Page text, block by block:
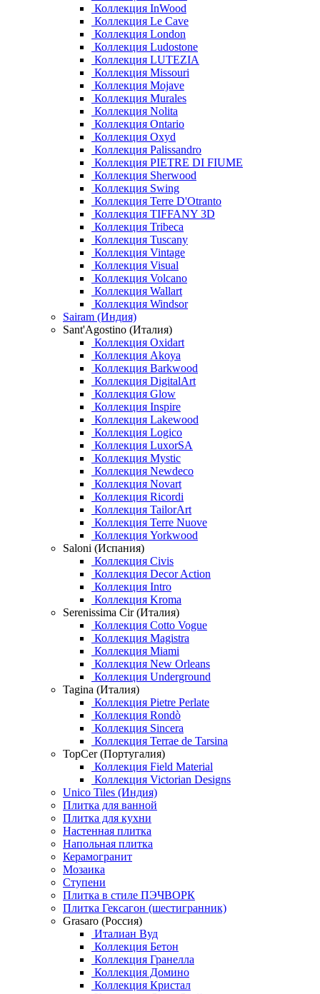
Коллекция InWood
Коллекция Le Cave
Коллекция London
Коллекция Ludostone
Коллекция LUTEZIA
Коллекция Missouri
Коллекция Mojave
Коллекция Murales
Коллекция Nolita
Коллекция Ontario
Коллекция Oxyd
Коллекция Palissandro
Коллекция PIETRE DI FIUME
Коллекция Sherwood
Коллекция Swing
Коллекция Terre D'Otranto
Коллекция TIFFANY 3D
Коллекция Tribeca
Коллекция Tuscany
Коллекция Vintage
Коллекция Visual
Коллекция Volcano
Коллекция Wallart
Коллекция Windsor
Sairam (Индия)
Sant'Agostino (Италия)
Коллекция Oxidart
Коллекция Akoya
Коллекция Barkwood
Коллекция DigitalArt
Коллекция Glow
Коллекция Inspire
Коллекция Lakewood
Коллекция Logico
Коллекция LuxorSA
Коллекция Mystic
Коллекция Newdeco
Коллекция Novart
Коллекция Ricordi
Коллекция TailorArt
Коллекция Terre Nuove
Коллекция Yorkwood
Saloni (Испания)
Коллекция Civis
Коллекция Decor Action
Коллекция Intro
Коллекция Kroma
Serenissima Cir (Италия)
Коллекция Cotto Vogue
Коллекция Magistra
Коллекция Miami
Коллекция New Orleans
Коллекция Underground
Tagina (Италия)
Коллекция Pietre Perlate
Коллекция Rondò
Коллекция Sincera
Коллекция Terrae de Tarsina
TopCer (Португалия)
Коллекция Field Material
Коллекция Victorian Designs
Unico Tiles (Индия)
Плитка для ванной
Плитка для кухни
Настенная плитка
Напольная плитка
Керамогранит
Мозаика
Ступени
Плитка в стиле ПЭЧВОРК
Плитка Гексагон (шестигранник)
Grasaro (Россия)
Италиан Вуд
Коллекция Бетон
Коллекция Гранелла
Коллекция Домино
Коллекция Кристал